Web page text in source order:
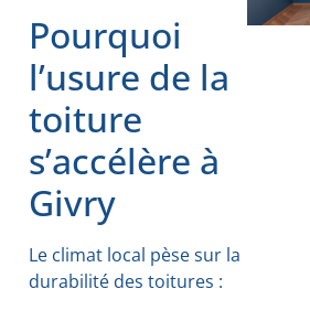
Pourquoi
l’usure de la
toiture
s’accélère à
Givry
Le climat local pèse sur la
durabilité des toitures :